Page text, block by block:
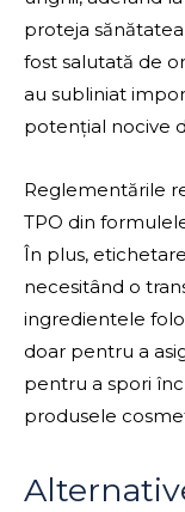
proteja
fost salutată de
au subliniat
potențial nocive
Reglementările
TPO din
În plus,
necesitând o
ingredientele
doar pentru a
pentru a spori
produsele